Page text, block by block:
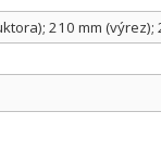
210 mm